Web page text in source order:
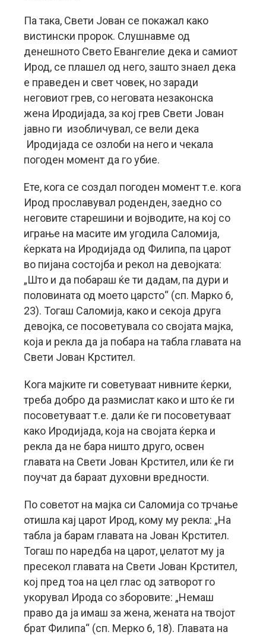
Па така, Свети Јован се покажал како
вистински пророк. Слушнавме од
денешното Свето Евангелие дека и самиот
Ирод, се плашел од него, зашто знаел дека
е праведен и свет човек, но заради
неговиот грев, со неговата незаконска
жена Иродијада, за кој грев Свети Јован
јавно ги изобличувал, се вели дека
Иродијада се озлоби на него и чекала
погоден момент да го убие.
Ете, кога се создал погоден момент т.е. кога
Ирод прославувал роденден, заедно со
неговите старешини и војводите, на кој со
играње на масите им угодила Саломија,
ќерката на Иродијада од Филипа, па царот
во пијана состојба и рекол на девојката:
„Што и да побараш ќе ти дадам, па дури и
половината од моето царсто“ (сп. Марко 6,
23). Тогаш Саломија, како и секоја друга
девојка, се посоветувала со својата мајка,
која и рекла да ја побара на табла главата на
Свети Јован Крстител.
Кога мајките ги советуваат нивните ќерки,
треба добро да размислат како и што ќе ги
посоветуваат т.е. дали ќе ги посоветуваат
како Иродијада, која на својата ќерка и
рекла да не бара ништо друго, освен
главата на Свети Јован Крстител, или ќе ги
поучат да бараат духовни вредности.
По советот на мајка си Саломија со трчање
отишла кај царот Ирод, кому му рекла: „На
табла ја барам главата на Јован Крстител.
Тогаш по наредба на царот, џелатот му ја
пресекол главата на Свети Јован Крстител,
кој пред тоа на цел глас од затворот го
укорувал Ирода со зборовите: „Немаш
право да ја имаш за жена, жената на твојот
брат Филипа“ (сп. Мерко 6, 18). Главата на